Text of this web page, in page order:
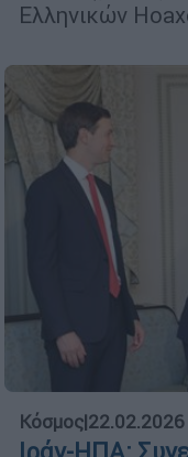
Ελληνικών
Κόσμος|